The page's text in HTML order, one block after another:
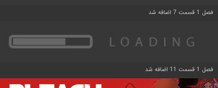
فصل 1 قسمت 7 اضافه شد
فصل 1 قسمت 11 اضافه شد